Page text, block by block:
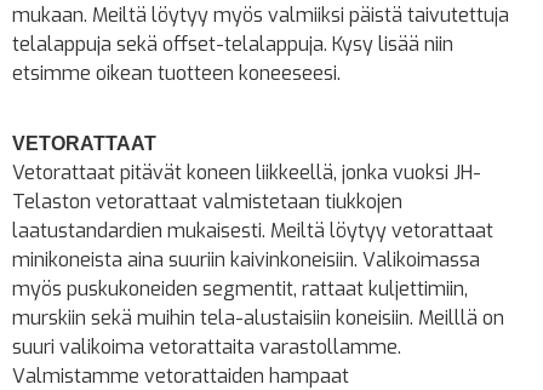
mukaan. Meiltä löytyy myös valmiiksi päistä taivutettuja
telalappuja sekä offset-telalappuja. Kysy lisää niin
etsimme oikean tuotteen koneeseesi.
VETORATTAAT
Vetorattaat pitävät koneen liikkeellä, jonka vuoksi JH-
Telaston vetorattaat valmistetaan tiukkojen
laatustandardien mukaisesti. Meiltä löytyy vetorattaat
minikoneista aina suuriin kaivinkoneisiin. Valikoimassa
myös puskukoneiden segmentit, rattaat kuljettimiin,
murskiin sekä muihin tela-alustaisiin koneisiin. Meilllä on
suuri valikoima vetorattaita varastollamme.
Valmistamme vetorattaiden hampaat